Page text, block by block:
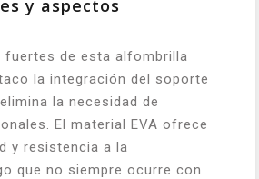
y aspectos
fuertes de esta alfombrilla
la integración del soporte
la necesidad de
El material EVA ofrece
y resistencia a la
que no siempre ocurre con